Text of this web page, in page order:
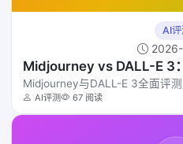
AI评
Midjourney vs DALL-E 3
Midjourney与DALL-E 3全面评
AI评测 67 阅读